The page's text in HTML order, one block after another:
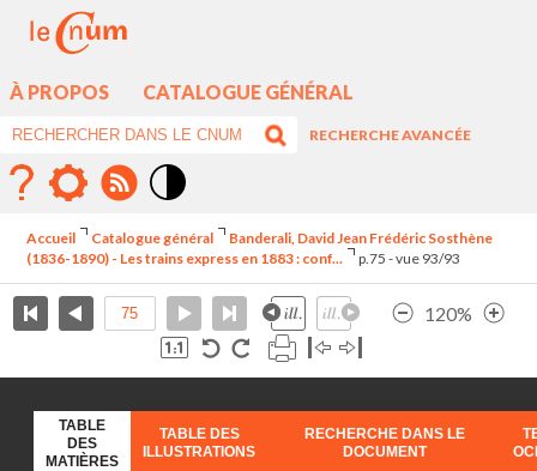
À PROPOS CATALOGUE GÉNÉRAL
RECHERCHE AVANCÉE
élévé
Accueil Catalogue général
Banderali, David Jean Frédéric Sosthène
(1836-1890) - Les trains express en 1883 : conf...
p.75 - vue 93/93
120%
TABLE
DES
MATIÈRES
TABLE DES
ILLUSTRATIONS
RECHERCHE DANS LE
DOCUMENT